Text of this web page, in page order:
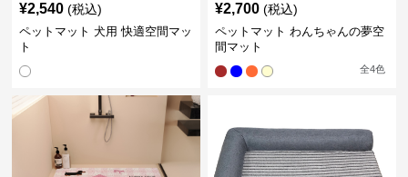
¥2,540 (税込)
ペットマット 犬用 快適空間マッ
ト
¥2,700 (税込)
ペットマット わんちゃんの夢空
間マット
全4色